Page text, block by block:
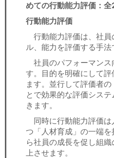
めての行動能力評価：全
行動能力評価
行動能力評価は、社員
ル、能力を評価する手法
社員のパフォーマンス
す。目的を明確にして
ます。並行して評価者
とで効果的な評価シス
きます。
同時に行動能力評価は
つ「人材育成」の一端
ら社員の成長を促し組
上させます。